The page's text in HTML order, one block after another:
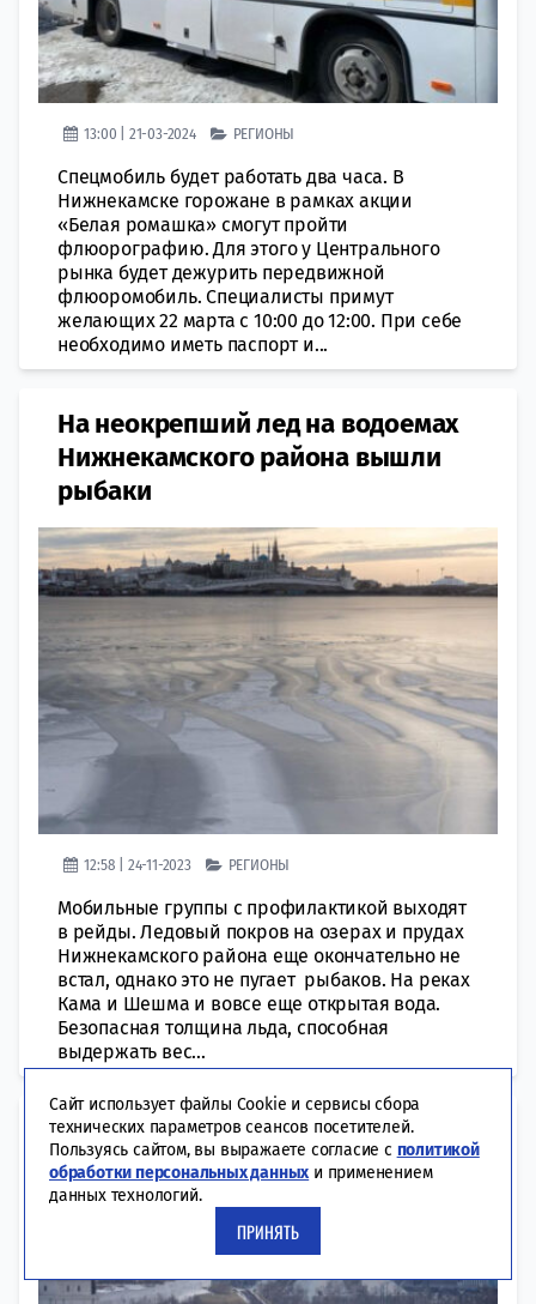
13:00 | 21-03-2024 РЕГИОНЫ
Спецмобиль будет работать два часа. В
Нижнекамске горожане в рамках акции
«Белая ромашка» смогут пройти
флюорографию. Для этого у Центрального
рынка будет дежурить передвижной
флюоромобиль. Специалисты примут
желающих 22 марта с 10:00 до 12:00. При себе
необходимо иметь паспорт и...
На неокрепший лед на водоемах
Нижнекамского района вышли
рыбаки
12:58 | 24-11-2023 РЕГИОНЫ
Мобильные группы с профилактикой выходят
в рейды. Ледовый покров на озерах и прудах
Нижнекамского района еще окончательно не
встал, однако это не пугает рыбаков. На реках
Кама и Шешма и вовсе еще открытая вода.
Безопасная толщина льда, способная
выдержать вес...
Главный автоинспектор РТ
напомнил о безопасности на
скользкой дороге
Сайт использует файлы Cookie и сервисы сбора
технических параметров сеансов посетителей.
Пользуясь сайтом, вы выражаете согласие с политикой
обработки персональных данных и применением
данных технологий.
ПРИНЯТЬ